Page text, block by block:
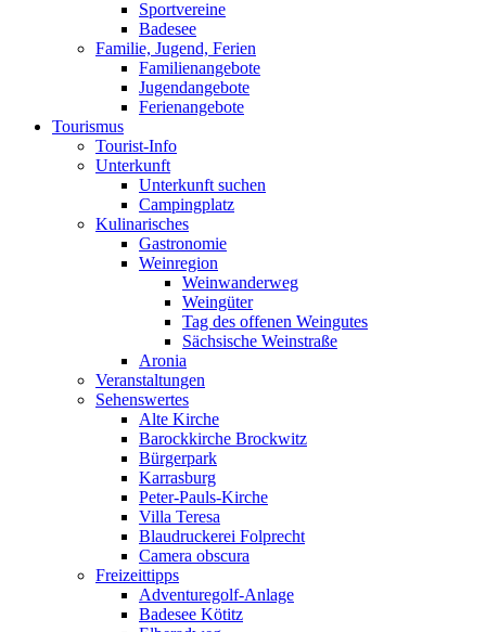
Sportvereine
Badesee
Familie, Jugend, Ferien
Familienangebote
Jugendangebote
Ferienangebote
Tourismus
Tourist-Info
Unterkunft
Unterkunft suchen
Campingplatz
Kulinarisches
Gastronomie
Weinregion
Weinwanderweg
Weingüter
Tag des offenen Weingutes
Sächsische Weinstraße
Aronia
Veranstaltungen
Sehenswertes
Alte Kirche
Barockkirche Brockwitz
Bürgerpark
Karrasburg
Peter-Pauls-Kirche
Villa Teresa
Blaudruckerei Folprecht
Camera obscura
Freizeittipps
Adventuregolf-Anlage
Badesee Kötitz